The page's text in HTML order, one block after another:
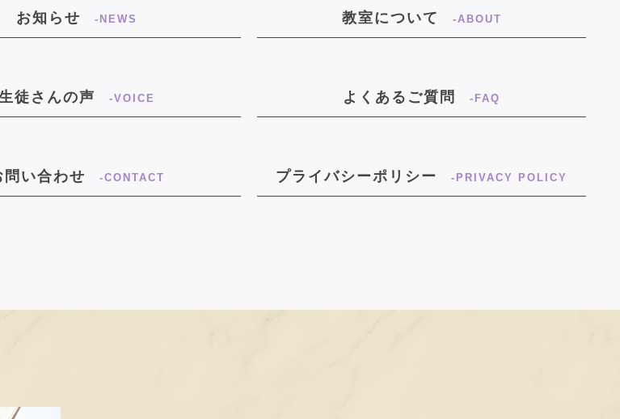
お知らせ -NEWS 教室について -ABOUT
徒さんの声 -VOICE よくあるご質問 -FAQ
問い合わせ -CONTACT プライバシーポリシー -PRIVACY POLICY